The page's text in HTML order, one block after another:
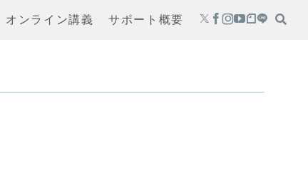
オンライン講義 サポート概要